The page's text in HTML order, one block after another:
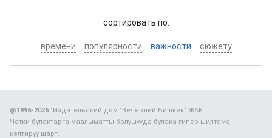
cортировать по:
времени популярности важности сюжету
@1996-2026"Издательский дом "Вечерний Бишкек" ЖАК
Четки булактарга маалыматты бөлүшүүдө булака гипер шилтеме
келтирүү шарт.